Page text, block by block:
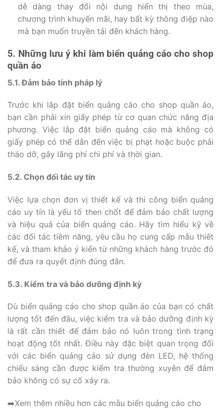
dễ dàng thay đổi nội dung hiển thị theo mùa,
chương trình khuyến mãi, hay bất kỳ thông điệp nào
mà bạn muốn truyền tải đến khách hàng.
5. Những lưu ý khi làm biển quảng cáo cho shop
quần áo
5.1. Đảm bảo tính pháp lý
Trước khi lắp đặt biển quảng cáo cho shop quần áo,
bạn cần phải xin giấy phép từ cơ quan chức năng địa
phương. Việc lắp đặt biển quảng cáo mà không có
giấy phép có thể dẫn đến việc bị phạt hoặc buộc phải
tháo dỡ, gây lãng phí chi phí và thời gian.
5.2. Chọn đối tác uy tín
Việc lựa chọn đơn vị thiết kế và thi công biển quảng
cáo uy tín là yếu tố then chốt để đảm bảo chất lượng
và hiệu quả của biển quảng cáo. Hãy tìm hiểu kỹ về
các đối tác tiềm năng, yêu cầu họ cung cấp mẫu thiết
kế, và tham khảo ý kiến từ những khách hàng trước đó
để đưa ra quyết định đúng đắn.
5.3. Kiểm tra và bảo dưỡng định kỳ
Dù biển quảng cáo cho shop quần áo của bạn có chất
lượng tốt đến đâu, việc kiểm tra và bảo dưỡng định kỳ
là rất cần thiết để đảm bảo nó luôn trong tình trạng
hoạt động tốt nhất. Điều này đặc biệt quan trọng đối
với các biển quảng cáo sử dụng đèn LED, hệ thống
chiếu sáng cần được kiểm tra thường xuyên để đảm
bảo không có sự cố xảy ra.
➡️Xem thêm nhiều hơn các mẫu biển quảng cáo cho